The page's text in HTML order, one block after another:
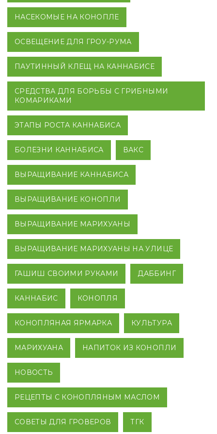
НАСЕКОМЫЕ НА КОНОПЛЕ
ОСВЕЩЕНИЕ ДЛЯ ГРОУ-РУМА
ПАУТИННЫЙ КЛЕЩ НА КАННАБИСЕ
СРЕДСТВА ДЛЯ БОРЬБЫ С ГРИБНЫМИ
КОМАРИКАМИ
ЭТАПЫ РОСТА КАННАБИСА
БОЛЕЗНИ КАННАБИСА ВАКС
ВЫРАЩИВАНИЕ КАННАБИСА
ВЫРАЩИВАНИЕ КОНОПЛИ
ВЫРАЩИВАНИЕ МАРИХУАНЫ
ВЫРАЩИВАНИЕ МАРИХУАНЫ НА УЛИЦЕ
ГАШИШ СВОИМИ РУКАМИ ДАББИНГ
КАННАБИС КОНОПЛЯ
КОНОПЛЯНАЯ ЯРМАРКА КУЛЬТУРА
МАРИХУАНА НАПИТОК ИЗ КОНОПЛИ
НОВОСТЬ
РЕЦЕПТЫ С КОНОПЛЯНЫМ МАСЛОМ
СОВЕТЫ ДЛЯ ГРОВЕРОВ ТГК